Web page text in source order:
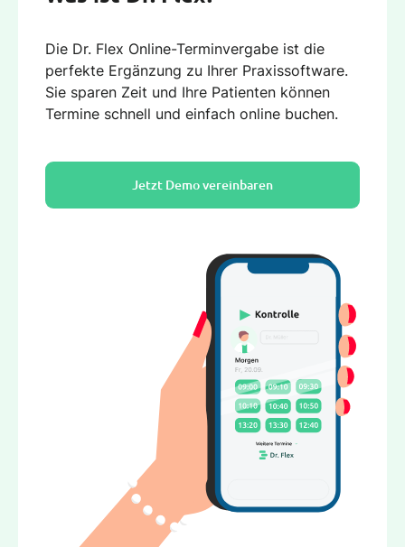
Die Dr. Flex Online-Terminvergabe ist die
perfekte Ergänzung zu Ihrer Praxissoftware.
Sie sparen Zeit und Ihre Patienten können
Termine schnell und einfach online buchen.
Jetzt Demo vereinbaren